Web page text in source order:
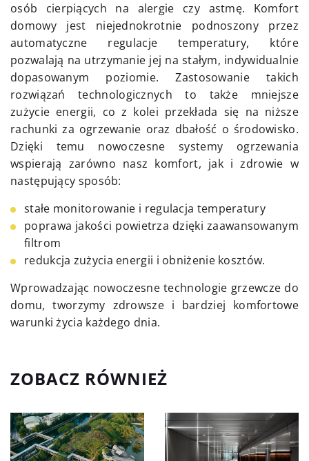
osób cierpiących na alergie czy astmę. Komfort
domowy jest niejednokrotnie podnoszony przez
automatyczne regulacje temperatury, które
pozwalają na utrzymanie jej na stałym, indywidualnie
dopasowanym poziomie. Zastosowanie takich
rozwiązań technologicznych to także mniejsze
zużycie energii, co z kolei przekłada się na niższe
rachunki za ogrzewanie oraz dbałość o środowisko.
Dzięki temu nowoczesne systemy ogrzewania
wspierają zarówno nasz komfort, jak i zdrowie w
następujący sposób:
stałe monitorowanie i regulacja temperatury
poprawa jakości powietrza dzięki zaawansowanym
filtrom
redukcja zużycia energii i obniżenie kosztów.
Wprowadzając nowoczesne technologie grzewcze do
domu, tworzymy zdrowsze i bardziej komfortowe
warunki życia każdego dnia.
ZOBACZ RÓWNIEŻ